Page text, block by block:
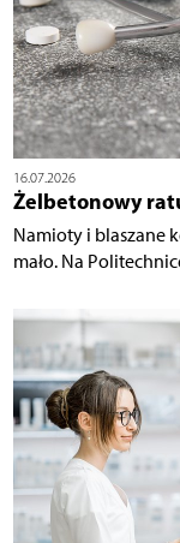
16.07.2026
Żelbetonowy
Namioty i blaszane
mało. Na